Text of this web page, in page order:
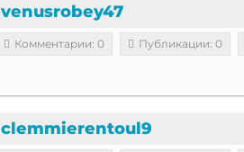
venusrobey47
Комментарии: 0 Публикации: 0
clemmierentoul9